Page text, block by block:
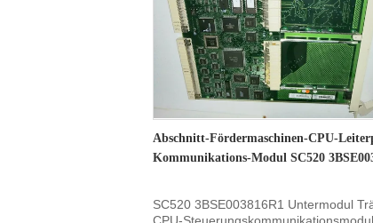
Abschnitt-Fördermaschinen-CPU-
Kommunikations-Modul SC520
SC520 3BSE003816R1 Untermodul